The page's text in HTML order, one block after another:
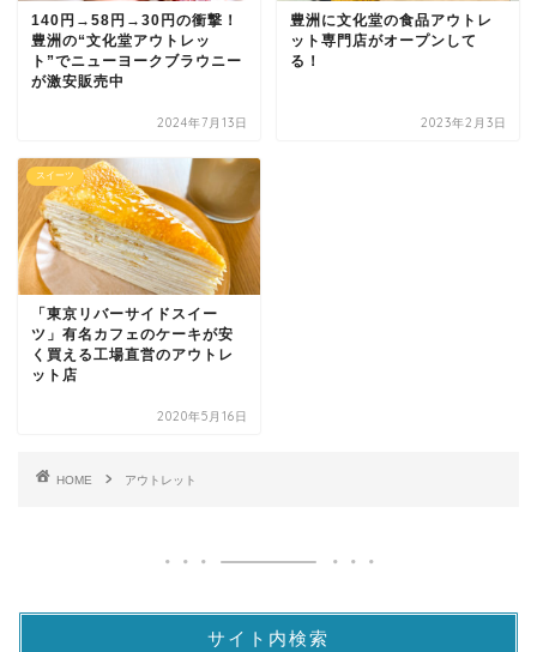
140円→58円→30円の衝撃！
豊洲の“文化堂アウトレッ
ト”でニューヨークブラウニー
が激安販売中
2024年7月13日
豊洲に文化堂の食品アウトレ
ット専門店がオープンして
る！
2023年2月3日
スイーツ
「東京リバーサイドスイー
ツ」有名カフェのケーキが安
く買える工場直営のアウトレ
ット店
2020年5月16日
HOME アウトレット
サイト内検索